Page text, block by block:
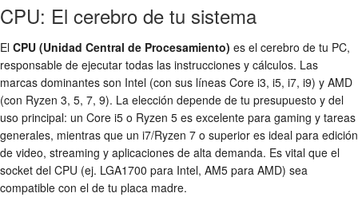
CPU: El cerebro de tu sistema
El CPU (Unidad Central de Procesamiento) es el cerebro de tu PC,
responsable de ejecutar todas las instrucciones y cálculos. Las
marcas dominantes son Intel (con sus líneas Core i3, i5, i7, i9) y AMD
(con Ryzen 3, 5, 7, 9). La elección depende de tu presupuesto y del
uso principal: un Core i5 o Ryzen 5 es excelente para gaming y tareas
generales, mientras que un i7/Ryzen 7 o superior es ideal para edición
de video, streaming y aplicaciones de alta demanda. Es vital que el
socket del CPU (ej. LGA1700 para Intel, AM5 para AMD) sea
compatible con el de tu placa madre.